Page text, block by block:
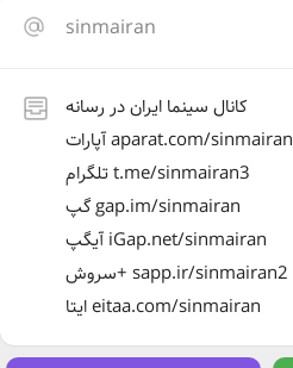
sinmairan
کانال سینما ایران در رسانه
آپارات aparat.com/sinmairan
تلگرام t.me/sinmairan3
گپ gap.im/sinmairan
آیگپ iGap.net/sinmairan
سروش+ sapp.ir/sinmairan2
ایتا eitaa.com/sinmairan